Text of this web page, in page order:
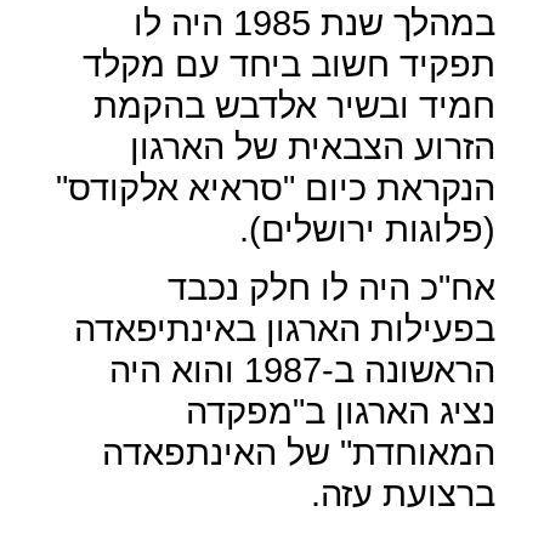
במהלך שנת 1985 היה לו
תפקיד חשוב ביחד עם מקלד
חמיד ובשיר אלדבש בהקמת
הזרוע הצבאית של הארגון
הנקראת כיום "סראיא אלקודס"
(פלוגות ירושלים).
אח"כ היה לו חלק נכבד
בפעילות הארגון באינתיפאדה
הראשונה ב-1987 והוא היה
נציג הארגון ב"מפקדה
המאוחדת" של האינתפאדה
ברצועת עזה.